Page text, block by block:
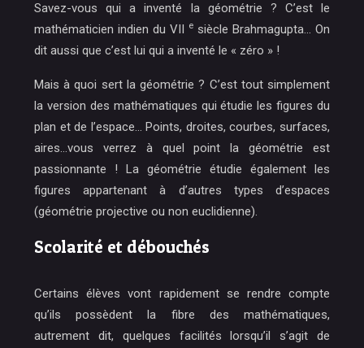
Savez-vous qui a inventé la géométrie ? C’est le
mathématicien indien du VII e siècle Brahmagupta… On
dit aussi que c’est lui qui a inventé le « zéro » !
Mais à quoi sert la géométrie ? C’est tout simplement
la version des mathématiques qui étudie les figures du
plan et de l’espace… Points, droites, courbes, surfaces,
aires…vous verrez à quel point la géométrie est
passionnante ! La géométrie étudie également les
figures appartenant à d’autres types d’espaces
(géométrie projective ou non euclidienne).
Scolarité et débouchés
Certains élèves vont rapidement se rendre compte
qu’ils possèdent la fibre des mathématiques,
autrement dit, quelques facilités lorsqu’il s’agit de